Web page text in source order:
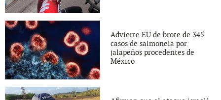
Advierte EU de brote de 345
casos de salmonela por
jalapeños procedentes de
México